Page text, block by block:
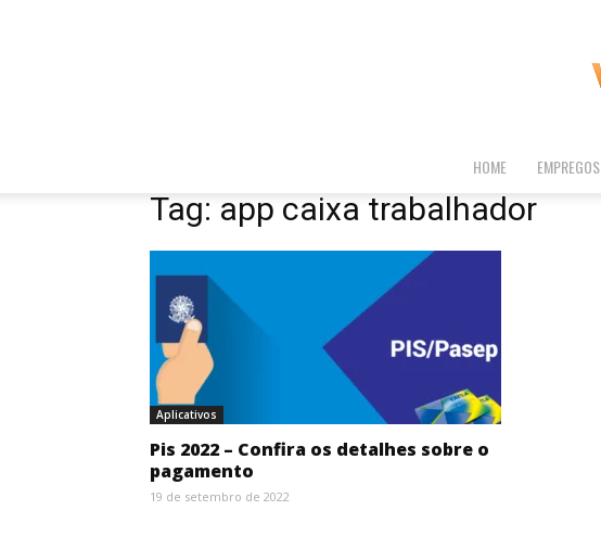
HOME EMPREGOS
Tag: app caixa trabalhador
Aplicativos
Pis 2022 – Confira os detalhes sobre o
pagamento
19 de setembro de 2022